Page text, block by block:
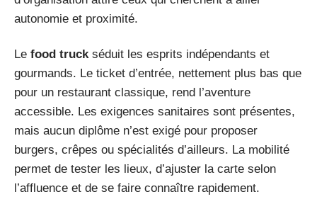
autonomie et proximité.
Le food truck séduit les esprits indépendants et
gourmands. Le ticket d’entrée, nettement plus bas que
pour un restaurant classique, rend l’aventure
accessible. Les exigences sanitaires sont présentes,
mais aucun diplôme n’est exigé pour proposer
burgers, crêpes ou spécialités d’ailleurs. La mobilité
permet de tester les lieux, d’ajuster la carte selon
l’affluence et de se faire connaître rapidement.